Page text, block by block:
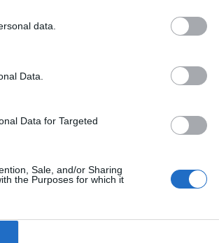
data.
Data.
Data for Targeted
Sale, and/or Sharing
the Purposes for which it
a quello che sarà, ma a